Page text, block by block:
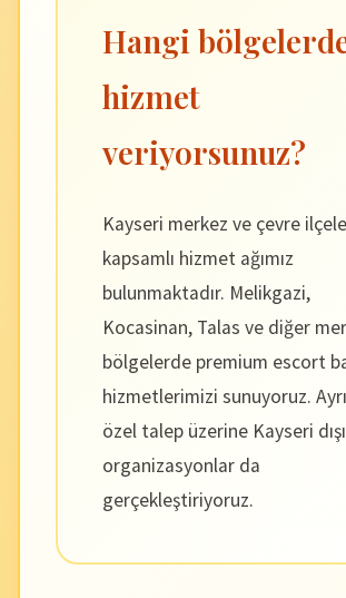
Hangi
hizmet
veriyorsunuz?
Kayseri merkez ve çevre
kapsamlı hizmet ağımız
bulunmaktadır. Melikgazi,
Kocasinan, Talas ve diğer
bölgelerde premium escort
hizmetlerimizi sunuyoruz.
özel talep üzerine Kayseri dışı
organizasyonlar da
gerçekleştiriyoruz.